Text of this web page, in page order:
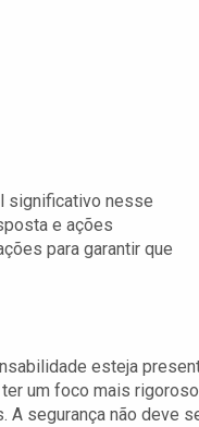
significativo nesse
e ações
para garantir que
esteja
um foco mais
A segurança não deve